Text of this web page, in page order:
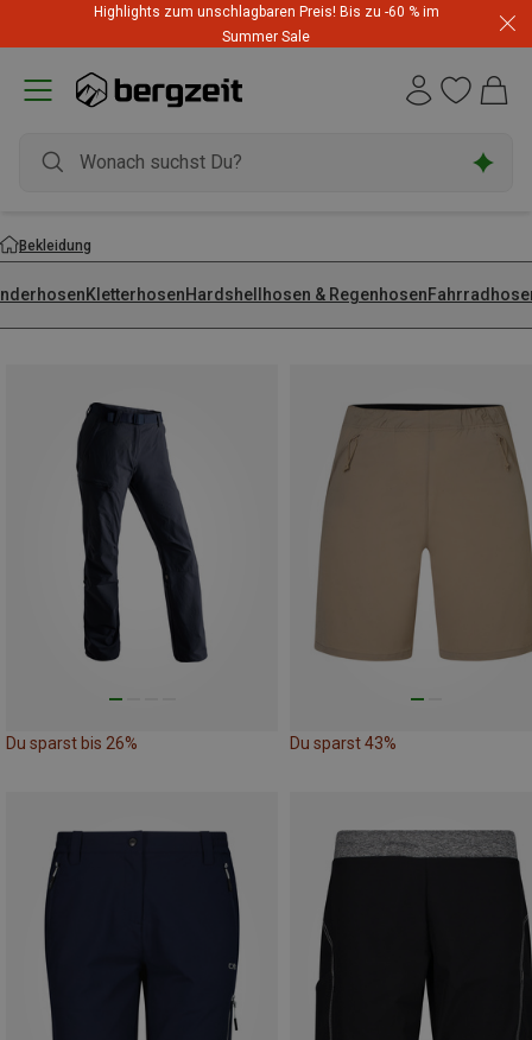
Highlights zum unschlagbaren Preis! Bis zu -60 % im
Summer Sale
Bekleidung
KletterhosenHardshellhosen & Regenhosen
Du sparst bis 26% Du sparst 43%